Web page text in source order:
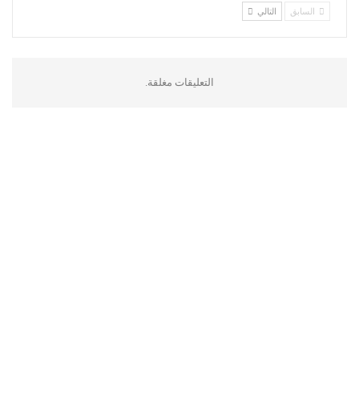
السابق التالي
التعليقات مغلقة.